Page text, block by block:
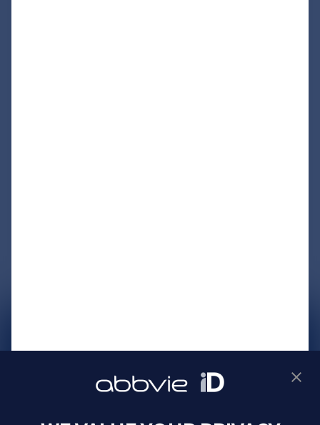
プライバシーポリシー